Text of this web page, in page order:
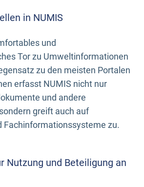
in NUMIS
und
Tor zu Umweltinformationen
zu den meisten Portalen
erfasst NUMIS nicht nur
und andere
greift auch auf
Fachinformationssysteme zu.
Nutzung und Beteiligung an